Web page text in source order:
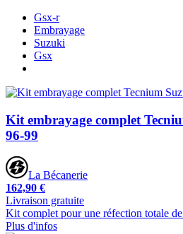
Gsx-r
Embrayage
Suzuki
Gsx
Kit embrayage complet
96-99
La Bécanerie
162,90 €
Livraison gratuite
Kit complet pour une réfection totale
Plus d'infos